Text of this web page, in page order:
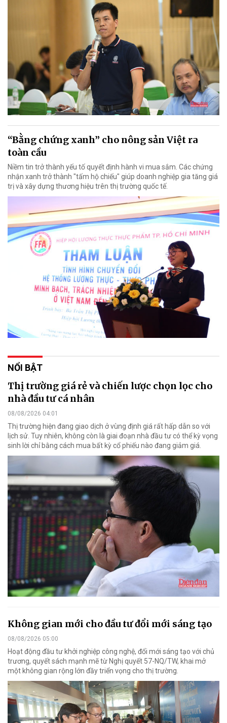
“Bằng chứng xanh” cho nông sản Việt ra
toàn cầu
Niềm tin trở thành yếu tố quyết định hành vi mua sắm. Các chứng
nhận xanh trở thành "tấm hộ chiếu" giúp doanh nghiệp gia tăng giá
trị và xây dựng thương hiệu trên thị trường quốc tế.
NỔI BẬT
Thị trường giá rẻ và chiến lược chọn lọc cho
nhà đầu tư cá nhân
08/08/2026 04:01
Thị trường hiện đang giao dịch ở vùng định giá rất hấp dẫn so với
lịch sử. Tuy nhiên, không còn là giai đoạn nhà đầu tư có thể kỳ vọng
sinh lời chỉ bằng cách mua bất kỳ cổ phiếu nào đang giảm giá.
Không gian mới cho đầu tư đổi mới sáng tạo
08/08/2026 05:00
Hoạt động đầu tư khởi nghiệp công nghệ, đổi mới sáng tạo với chủ
trương, quyết sách mạnh mẽ từ Nghị quyết 57-NQ/TW, khai mở
một không gian rộng lớn đầy triển vọng cho thị trường.